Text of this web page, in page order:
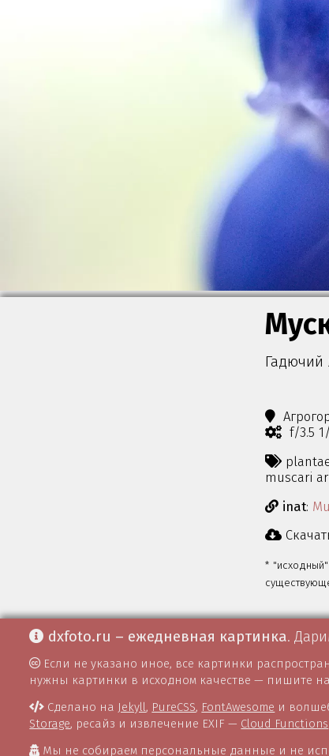
Гадючий
f/3.5
muscari
inat:
* "исходный"
dxfoto.ru – ежедневная картинка.
Если не указано иное, все картинки
нужны картинки в исходном качестве — пишите на
Сделано на Jekyll, PureCSS, FontAwesome и
Storage, ресайз и извлечение EXIF — Cloud Functions
Мы не собираем персональные данные и не